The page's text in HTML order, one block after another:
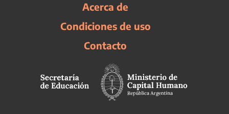
Acerca de
Condiciones de uso
Contacto